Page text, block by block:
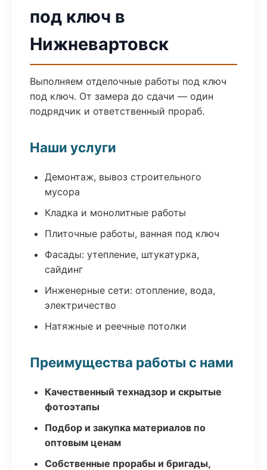
под ключ в
Нижневартовск
Выполняем отделочные работы под ключ
под ключ. От замера до сдачи — один
подрядчик и ответственный прораб.
Наши услуги
Демонтаж, вывоз строительного
мусора
Кладка и монолитные работы
Плиточные работы, ванная под ключ
Фасады: утепление, штукатурка,
сайдинг
Инженерные сети: отопление, вода,
электричество
Натяжные и реечные потолки
Преимущества работы с нами
Качественный технадзор и скрытые
фотоэтапы
Подбор и закупка материалов по
оптовым ценам
Собственные прорабы и бригады,